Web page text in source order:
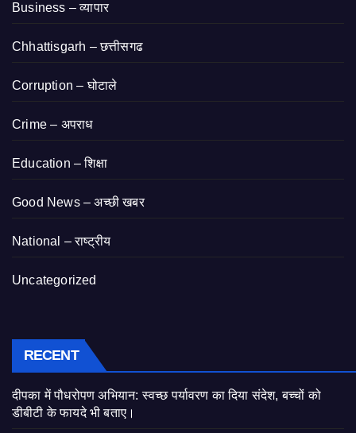
Business – व्यापार
Chhattisgarh – छत्तीसगढ
Corruption – घोटाले
Crime – अपराध
Education – शिक्षा
Good News – अच्छी खबर
National – राष्ट्रीय
Uncategorized
RECENT
दीपका में पौधरोपण अभियान: स्वच्छ पर्यावरण का दिया संदेश, बच्चों को
डीबीटी के फायदे भी बताए।